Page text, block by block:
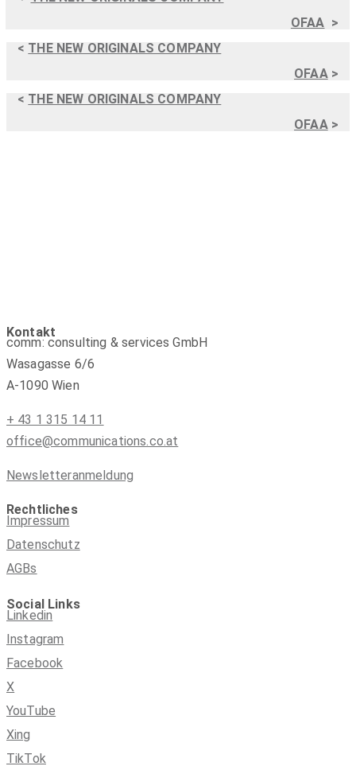
OFAA >
< THE NEW ORIGINALS COMPANY
OFAA>
< THE NEW ORIGINALS COMPANY
OFAA>
Kontakt
comm: consulting & services GmbH
Wasagasse 6/6
A-1090 Wien
+ 43 1 315 14 11
office@communications.co.at
Newsletteranmeldung
Rechtliches
Impressum
Datenschutz
AGBs
Social Links
Linkedin
Instagram
Facebook
X
YouTube
Xing
TikTok